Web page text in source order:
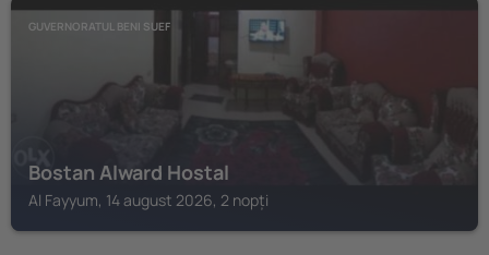
GUVERNORATUL BENI SUEF
Bostan Alward Hostal
Al Fayyum, 14 august 2026, 2 nopți